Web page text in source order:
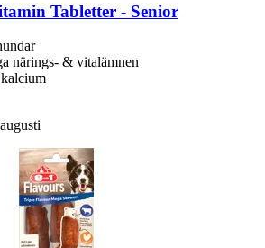
Tabletter -​ Senior
närings- & vitalämnen